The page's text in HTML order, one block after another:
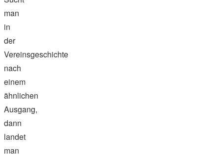
man
in
der
Vereinsgeschichte
nach
einem
ähnlichen
Ausgang,
dann
landet
man